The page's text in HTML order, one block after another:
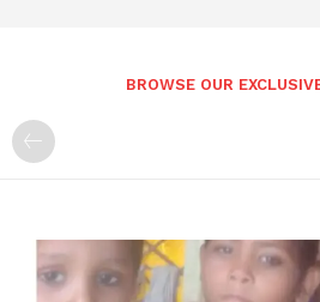
BROWSE OUR